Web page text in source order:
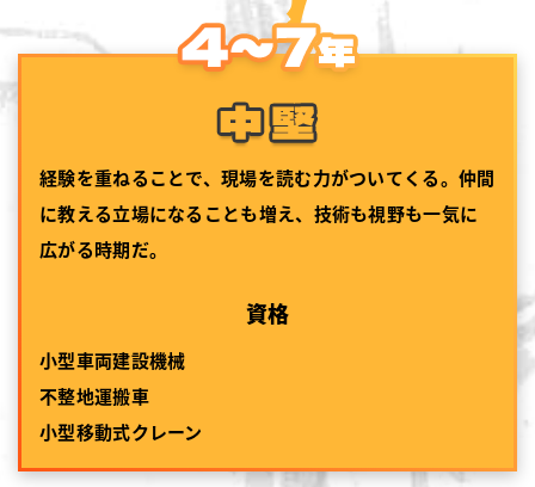
経験を重ねることで、現場を読む力がついてくる。仲間
に教える立場になることも増え、技術も視野も一気に
広がる時期だ。
資格
小型車両建設機械
不整地運搬車
小型移動式クレーン